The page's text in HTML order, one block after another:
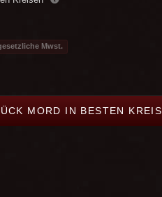
Mwst.
MORD IN BESTEN